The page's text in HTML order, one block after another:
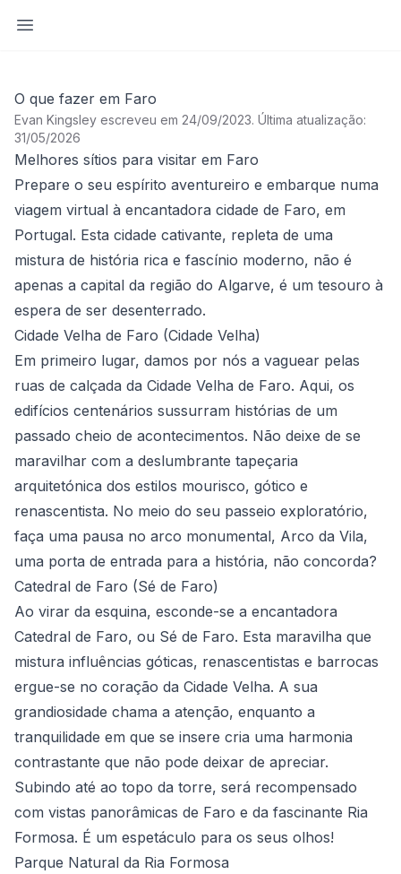
Abrir barra lateral
O que fazer em Faro
Evan Kingsley escreveu em 24/09/2023. Última atualização:
31/05/2026
Melhores sítios para visitar em Faro
Prepare o seu espírito aventureiro e embarque numa
viagem virtual à encantadora cidade de Faro, em
Portugal. Esta cidade cativante, repleta de uma
mistura de história rica e fascínio moderno, não é
apenas a capital da região do Algarve, é um tesouro à
espera de ser desenterrado.
Cidade Velha de Faro (Cidade Velha)
Em primeiro lugar, damos por nós a vaguear pelas
ruas de calçada da Cidade Velha de Faro. Aqui, os
edifícios centenários sussurram histórias de um
passado cheio de acontecimentos. Não deixe de se
maravilhar com a deslumbrante tapeçaria
arquitetónica dos estilos mourisco, gótico e
renascentista. No meio do seu passeio exploratório,
faça uma pausa no arco monumental, Arco da Vila,
uma porta de entrada para a história, não concorda?
Catedral de Faro (Sé de Faro)
Ao virar da esquina, esconde-se a encantadora
Catedral de Faro, ou Sé de Faro. Esta maravilha que
mistura influências góticas, renascentistas e barrocas
ergue-se no coração da Cidade Velha. A sua
grandiosidade chama a atenção, enquanto a
tranquilidade em que se insere cria uma harmonia
contrastante que não pode deixar de apreciar.
Subindo até ao topo da torre, será recompensado
com vistas panorâmicas de Faro e da fascinante Ria
Formosa. É um espetáculo para os seus olhos!
Parque Natural da Ria Formosa